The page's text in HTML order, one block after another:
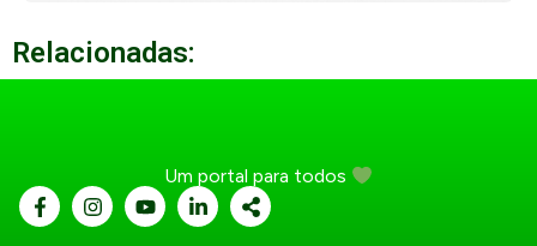
Relacionadas:
Um portal para todos